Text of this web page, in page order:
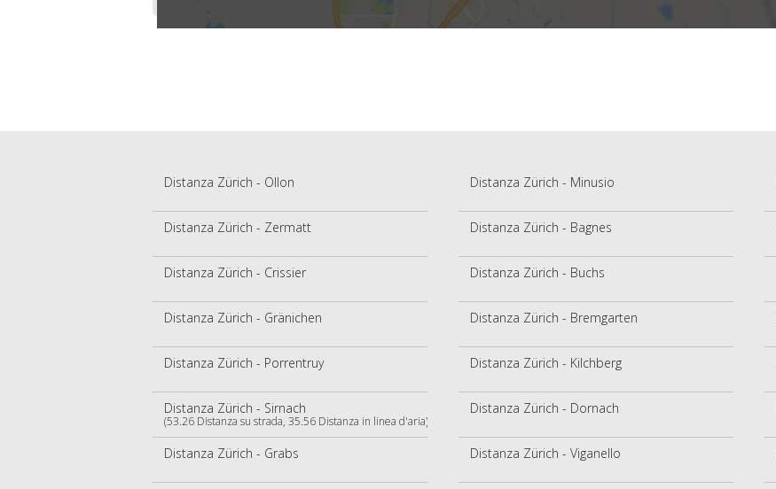
Distanza Zürich - Ollon Distanza Zürich - Minusio
Distanza Zürich - Zermatt Distanza Zürich - Bagnes
Distanza Zürich - Crissier Distanza Zürich - Buchs
Distanza Zürich - Gränichen Distanza Zürich - Bremgarten
Distanza Zürich - Porrentruy Distanza Zürich - Kilchberg
Distanza Zürich - Sirnach
(53.26 Distanza su strada, 35.56 Distanza in linea d'aria)
Distanza Zürich - Dornach
Distanza Zürich - Grabs Distanza Zürich - Viganello